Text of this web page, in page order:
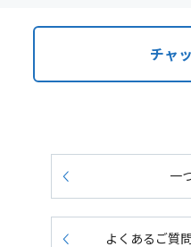
チャ
一
よくあるご質